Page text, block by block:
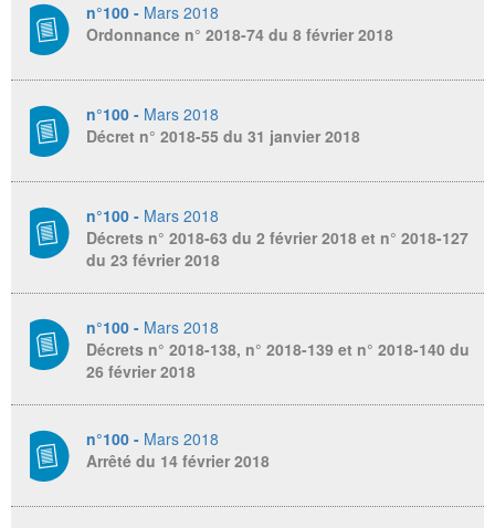
n°100 - Mars 2018
Ordonnance n° 2018-74 du 8 février 2018
n°100 - Mars 2018
Décret n° 2018-55 du 31 janvier 2018
n°100 - Mars 2018
Décrets n° 2018-63 du 2 février 2018 et n° 2018-127
du 23 février 2018
n°100 - Mars 2018
Décrets n° 2018-138, n° 2018-139 et n° 2018-140 du
26 février 2018
n°100 - Mars 2018
Arrêté du 14 février 2018